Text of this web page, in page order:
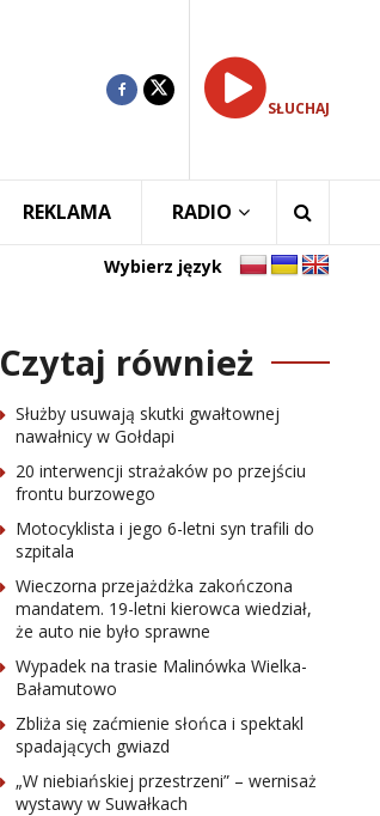
SŁUCHAJ
REKLAMA RADIO
Wybierz język
Czytaj również
Służby usuwają skutki gwałtownej
nawałnicy w Gołdapi
20 interwencji strażaków po przejściu
frontu burzowego
Motocyklista i jego 6-letni syn trafili do
szpitala
Wieczorna przejażdżka zakończona
mandatem. 19-letni kierowca wiedział,
że auto nie było sprawne
Wypadek na trasie Malinówka Wielka-
Bałamutowo
Zbliża się zaćmienie słońca i spektakl
spadających gwiazd
„W niebiańskiej przestrzeni” – wernisaż
wystawy w Suwałkach